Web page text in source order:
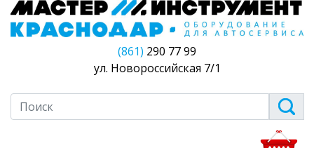
(861) 290 77 99
ул. Новороссийская 7/1